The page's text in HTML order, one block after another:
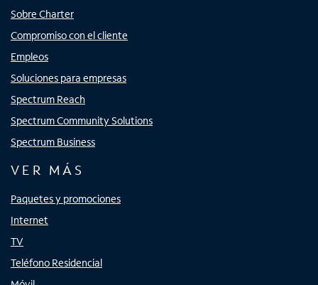
Sobre Charter
Compromiso con el cliente
Empleos
Soluciones para empresas
Spectrum Reach
Spectrum Community Solutions
Spectrum Business
VER MÁS
Paquetes y promociones
Internet
TV
Teléfono Residencial